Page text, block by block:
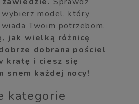
model, który
Twoim potrzebom.
jak wielką różnicę
dobrana pościel
kratę i ciesz się
snem każdej nocy!
kategorie